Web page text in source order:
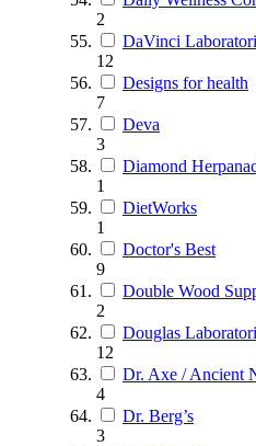
2
DaVinci
12
Designs for health
7
Deva
3
Diamond
1
DietWorks
1
Doctor's Best
9
Double Wood
2
Douglas
12
Dr. Axe / Ancient
4
Dr. Berg’s
3